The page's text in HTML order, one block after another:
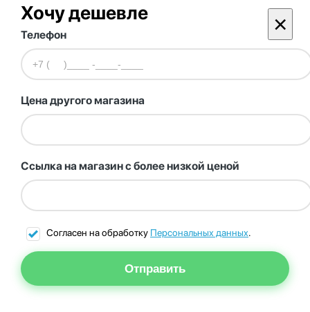
Хочу дешевле ×
Телефон
Цена другого магазина
Ссылка на магазин с более низкой ценой
Согласен на обработку Персональных данных.
Отправить